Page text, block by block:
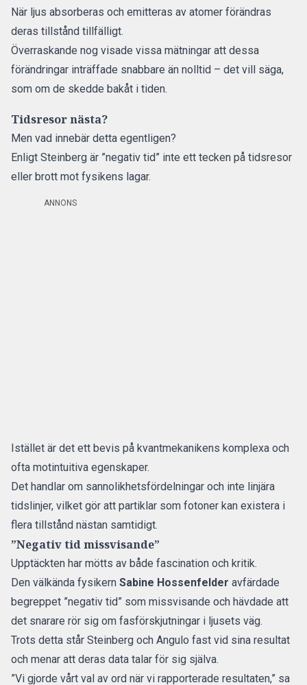
När ljus absorberas och emitteras av atomer förändras
deras tillstånd tillfälligt.
Överraskande nog visade vissa mätningar att dessa
förändringar inträffade snabbare än nolltid – det vill säga,
som om de skedde bakåt i tiden.
Tidsresor nästa?
Men vad innebär detta egentligen?
Enligt Steinberg är ”negativ tid” inte ett tecken på tidsresor
eller brott mot fysikens lagar.
ANNONS
Istället är det ett bevis på kvantmekanikens komplexa och
ofta motintuitiva egenskaper.
Det handlar om sannolikhetsfördelningar och inte linjära
tidslinjer, vilket gör att partiklar som fotoner kan existera i
flera tillstånd nästan samtidigt.
”Negativ tid missvisande”
Upptäckten har mötts av både fascination och kritik.
Den välkända fysikern Sabine Hossenfelder avfärdade
begreppet ”negativ tid” som missvisande och hävdade att
det snarare rör sig om fasförskjutningar i ljusets väg.
Trots detta står Steinberg och Angulo fast vid sina resultat
och menar att deras data talar för sig själva.
”Vi gjorde vårt val av ord när vi rapporterade resultaten,” sa